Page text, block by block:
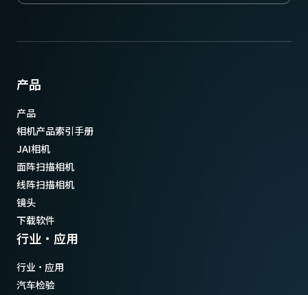
产品
产品
相机产品索引手册
JAI相机
面阵扫描相机
线阵扫描相机
镜头
下载软件
行业·应用
行业·应用
汽车检验